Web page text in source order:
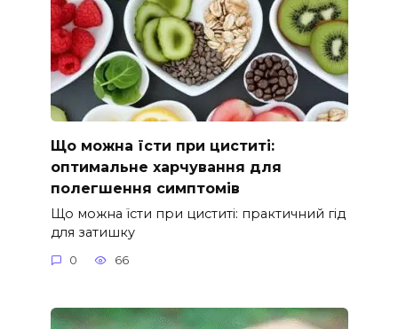
Що можна їсти при циститі:
оптимальне харчування для
полегшення симптомів
Що можна їсти при циститі: практичний гід
для затишку
0 66